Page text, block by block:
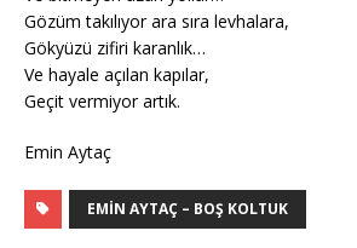
Gözüm takılıyor ara sıra levhalara,
Gökyüzü zifiri karanlık…
Ve hayale açılan kapılar,
Geçit vermiyor artık.
Emin Aytaç
EMIN AYTAÇ – BOŞ KOLTUK